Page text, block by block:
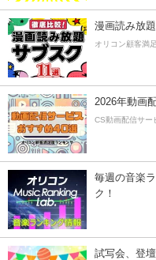
漫画読み放
オリコン顧客満
2026年動画
CS動画配信サー
毎週の音楽
ク！
試写会、登